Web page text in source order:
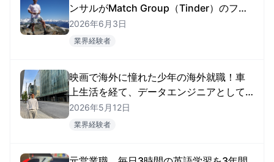
ンサルがMatch Group（Tinder）のファ
イナンス職に就くまで
2026年6月3日
業界経験者
映画で海外に憧れた少年の海外就職！車
上生活を経て、データエンジニアとして
掴んだ海外キャリア
2026年5月12日
業界経験者